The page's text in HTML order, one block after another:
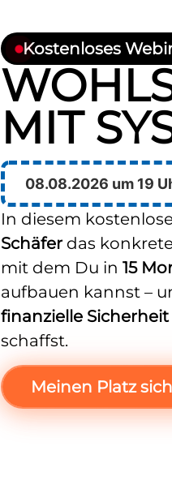
Kostenloses
MIT
08.08.2026 um 19
In diesem
Schäfer das
mit dem Du in15
aufbauen kannst –
finanzielle Sicherheit
schaffst.
Meinen Platz